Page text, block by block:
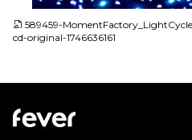
589459-
cd-original-1746636161